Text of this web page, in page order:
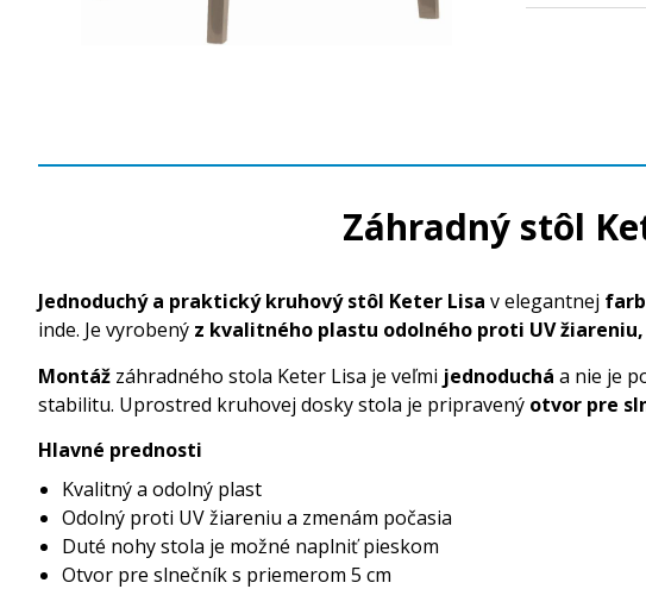
Záhradný stôl
Jednoduchý a praktický kruhový stôl Keter Lisa v elegantnej
inde. Je vyrobený z kvalitného plastu odolného proti UV žiareniu,
Montáž záhradného stola Keter Lisa je veľmi jednoduchá a nie je
stabilitu. Uprostred kruhovej dosky stola je pripravený otvor pre
Hlavné prednosti
Kvalitný a odolný plast
Odolný proti UV žiareniu a zmenám počasia
Duté nohy stola je možné naplniť pieskom
Otvor pre slnečník s priemerom 5 cm